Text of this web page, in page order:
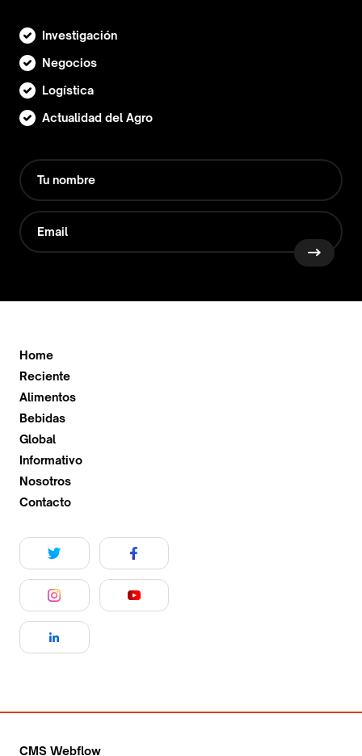
Investigación
Negocios
Logística
Actualidad del Agro
Home
Reciente
Alimentos
Bebidas
Global
Informativo
Nosotros
Contacto
CMS Webflow